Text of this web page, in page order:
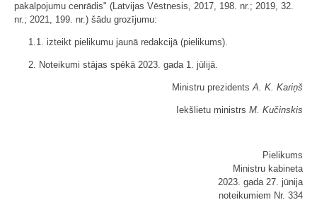
pakalpojumu cenrādis" (Latvijas Vēstnesis, 2017, 198. nr.; 2019, 32.
nr.; 2021, 199. nr.) šādu grozījumu:
1.1. izteikt pielikumu jaunā redakcijā (pielikums).
2. Noteikumi stājas spēkā 2023. gada 1. jūlijā.
Ministru prezidentsA. K. Kariņš
Iekšlietu ministrs M. Kučinskis
Pielikums
Ministru kabineta
2023. gada 27. jūnija
noteikumiem Nr. 334